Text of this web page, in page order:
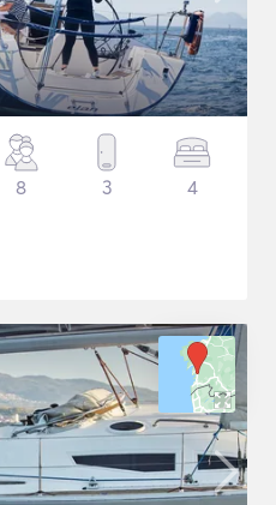
8 3 4